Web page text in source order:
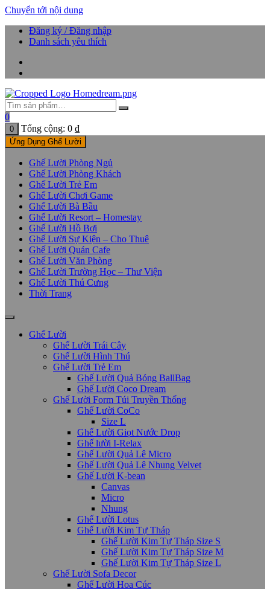
Chuyển tới nội dung
Đăng ký / Đăng nhập
Danh sách yêu thích
0
0 Tổng cộng: 0 ₫
Ứng Dụng Ghế Lười
Ghế Lười Phòng Ngủ
Ghế Lười Phòng Khách
Ghế Lười Trẻ Em
Ghế Lười Chơi Game
Ghế Lười Bà Bầu
Ghế Lười Resort – Homestay
Ghế Lười Hồ Bơi
Ghế Lười Sự Kiện – Cho Thuê
Ghế Lười Quán Cafe
Ghế Lười Văn Phòng
Ghế Lười Trường Học – Thư Viện
Ghế Lười Thú Cưng
Thời Trang
Ghế Lười
Ghế Lười Trái Cây
Ghế Lười Hình Thú
Ghế Lười Trẻ Em
Ghế Lười Quả Bóng BallBag
Ghế Lười Coco Dream
Ghế Lười Form Túi Truyền Thống
Ghế Lười CoCo
Size L
Ghế Lười Giọt Nước Drop
Ghế lười I-Relax
Ghế Lười Quả Lê Micro
Ghế Lười Quả Lê Nhung Velvet
Ghế Lười K-bean
Canvas
Micro
Nhung
Ghế Lười Lotus
Ghế Lười Kim Tự Tháp
Ghế Lười Kim Tự Tháp Size S
Ghế Lười Kim Tự Tháp Size M
Ghế Lười Kim Tự Tháp Size L
Ghế Lười Sofa Decor
Ghế Lười Hoa Cúc